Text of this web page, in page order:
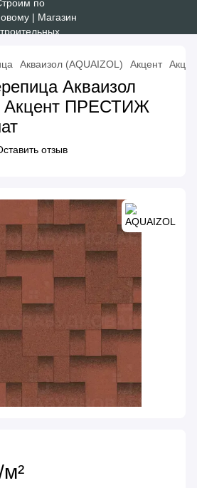
Акваизол (AQUAIZOL) Акцент
Акваизол
Акцент ПРЕСТИЖ
отзыв